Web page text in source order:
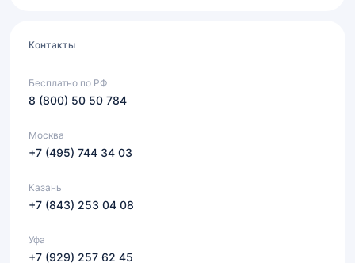
Контакты
Бесплатно по РФ
8 (800) 50 50 784
Москва
+7 (495) 744 34 03
Казань
+7 (843) 253 04 08
Уфа
+7 (929) 257 62 45